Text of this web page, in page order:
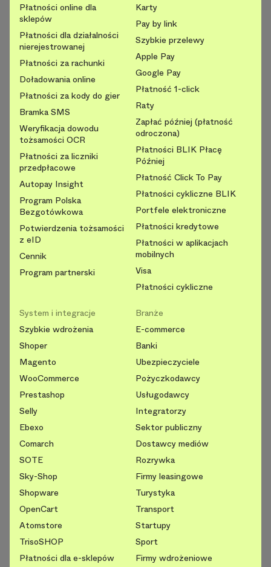
Płatności online dla
sklepów
Płatności dla działalności
nierejestrowanej
Płatności za rachunki
Doładowania online
Płatności za kody do gier
Bramka SMS
Weryfikacja dowodu
tożsamości OCR
Płatności za liczniki
przedpłacowe
Autopay Insight
Program Polska
Bezgotówkowa
Potwierdzenia tożsamości
z eID
Cennik
Program partnerski
Karty
Pay by link
Szybkie przelewy
Apple Pay
Google Pay
Płatność 1-click
Raty
Zapłać później (płatność
odroczona)
Płatności BLIK Płacę
Później
Płatność Click To Pay
Płatności cykliczne BLIK
Portfele elektroniczne
Płatności kredytowe
Płatności w aplikacjach
mobilnych
Visa
Płatności cykliczne
System i integracje
Szybkie wdrożenia
Shoper
Magento
WooCommerce
Prestashop
Selly
Ebexo
Comarch
SOTE
Sky-Shop
Shopware
OpenCart
Atomstore
TrisoSHOP
Płatności dla e-sklepów
Branże
E-commerce
Banki
Ubezpieczyciele
Pożyczkodawcy
Usługodawcy
Integratorzy
Sektor publiczny
Dostawcy mediów
Rozrywka
Firmy leasingowe
Turystyka
Transport
Startupy
Sport
Firmy wdrożeniowe